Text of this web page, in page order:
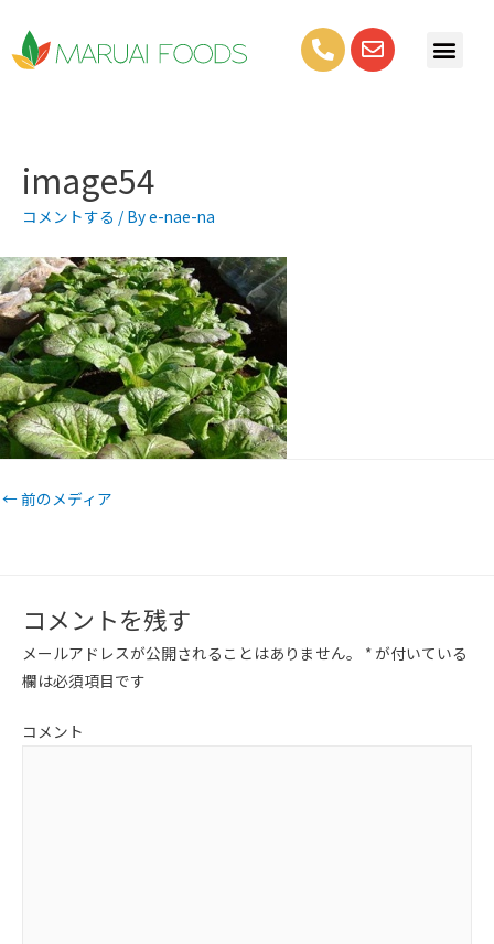
image54
コメントする / Bye-nae-na
←前のメディア
コメントを残す
メールアドレスが公開されることはありません。 * が付いている
欄は必須項目です
コメント